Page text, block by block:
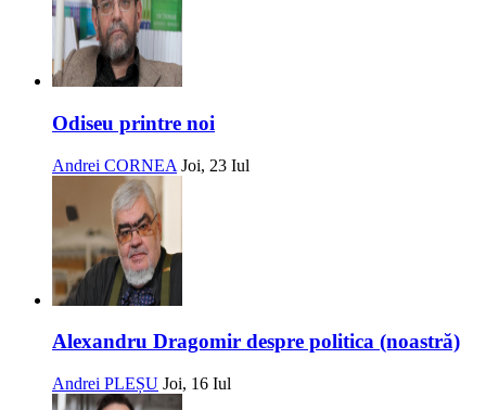
Odiseu printre noi
Andrei CORNEA Joi, 23 Iul
Alexandru Dragomir despre politica (noastră)
Andrei PLEȘU Joi, 16 Iul